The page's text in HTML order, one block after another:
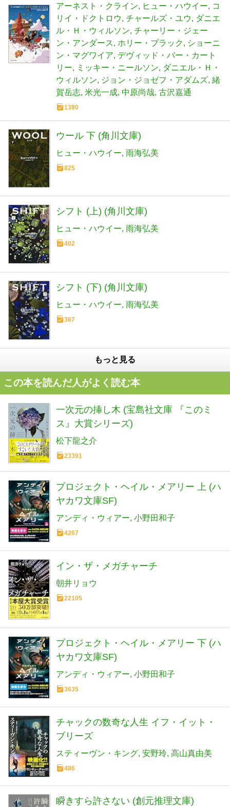
アーネスト・クライン ヒュー・ハウイー
コ
リイ・ドクトロウ チャールズ・ユウ
ダニエ
ル・Ｈ・ウィルソン チャーリー・ジェー
ン・アンダース
ホリー・ブラック
ショーニ
ン・マグワイア デヴィッド・バー・カート
リー
ミッキー・ニールソン
ダニエル・Ｈ・
ウィルソン
ジョン・ジョゼフ・アダムズ 緒
賀岳志 米光一成 中原尚哉 古沢嘉通
1380
ウール 下 (角川文庫)
ヒュー・ハウイー 雨海弘美
825
シフト (上) (角川文庫)
ヒュー・ハウイー 雨海弘美
402
シフト (下) (角川文庫)
ヒュー・ハウイー 雨海弘美
367
もっと見る
この本を読んだ人がよく読む本
一次元の挿し木 (宝島社文庫 『このミ
ス』大賞シリーズ)
松下龍之介
23391
プロジェクト・ヘイル・メアリー 上 (ハ
ヤカワ文庫SF)
アンディ・ウィアー 小野田和子
4267
イン・ザ・メガチャーチ
朝井リョウ
22105
プロジェクト・ヘイル・メアリー 下 (ハ
ヤカワ文庫SF)
アンディ・ウィアー 小野田和子
3635
チャックの数奇な人生 イフ・イット・
ブリーズ
スティーヴン・キング 安野玲 高山真由美
486
瞬きすら許さない (創元推理文庫)